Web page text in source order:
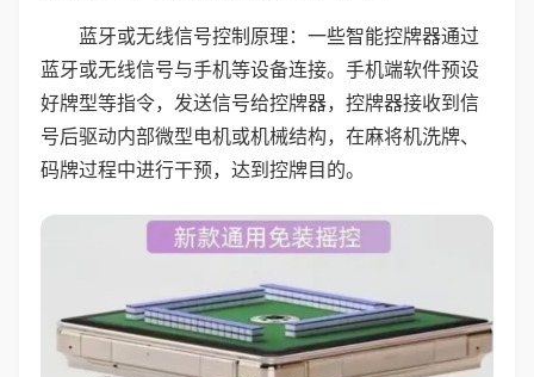
蓝牙或无线信号控制原理：一些智能控牌器通过
蓝牙或无线信号与手机等设备连接。手机端软件预设
好牌型等指令，发送信号给控牌器，控牌器接收到信
号后驱动内部微型电机或机械结构，在麻将机洗牌、
码牌过程中进行干预，达到控牌目的。